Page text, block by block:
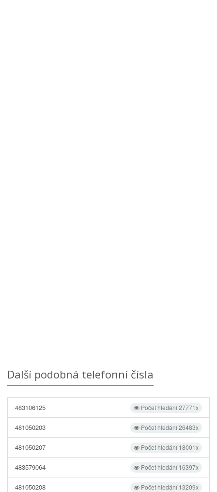
Další podobná telefonní čísla
Počet hledání 27771x
483106125
Počet hledání 26483x
481050203
Počet hledání 18001x
481050207
Počet hledání 16397x
483579064
Počet hledání 13209x
481050208